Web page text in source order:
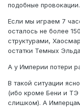
подобные провокации.
Если мы играем 7
осталось не более
структурами,
остатки Темных
А у Империи потери
В такой ситуации
(ибо кроме Бени и ТЭ
слишком). А